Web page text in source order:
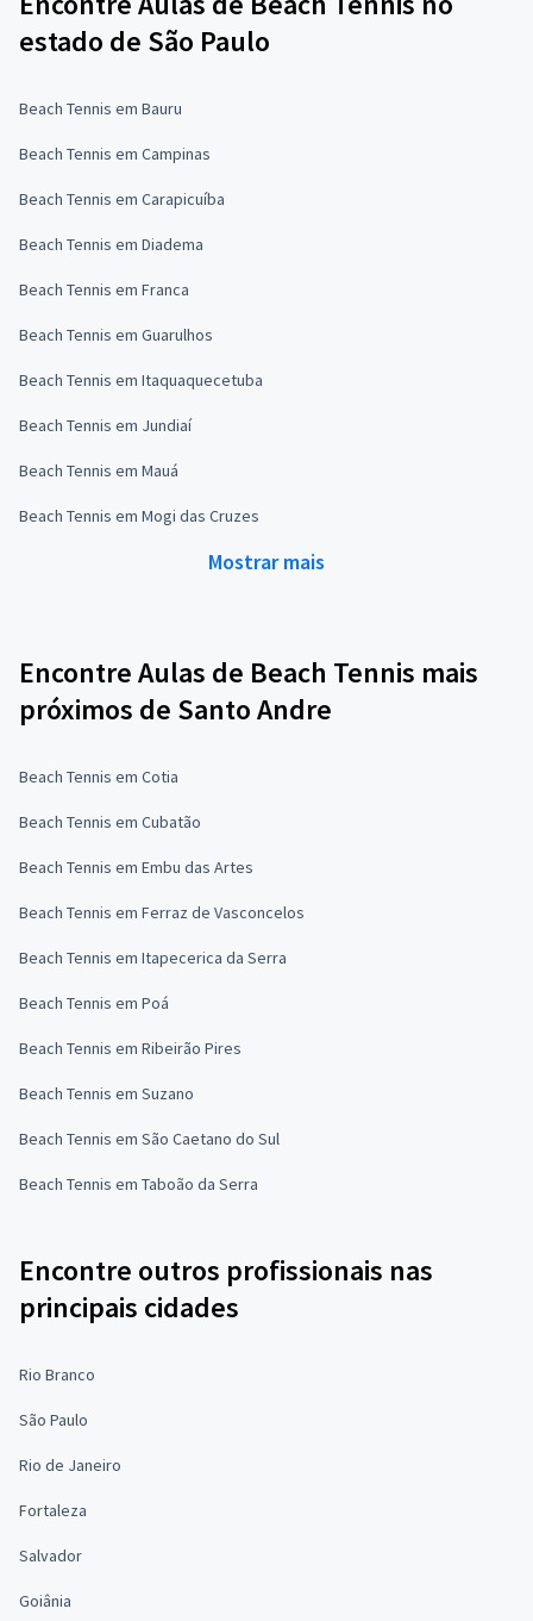
estado de São Paulo
Beach Tennis em Bauru
Beach Tennis em Campinas
Beach Tennis em Carapicuíba
Beach Tennis em Diadema
Beach Tennis em Franca
Beach Tennis em Guarulhos
Beach Tennis em Itaquaquecetuba
Beach Tennis em Jundiaí
Beach Tennis em Mauá
Beach Tennis em Mogi das Cruzes
Mostrar mais
Encontre Aulas de Beach Tennis mais
próximos de Santo Andre
Beach Tennis em Cotia
Beach Tennis em Cubatão
Beach Tennis em Embu das Artes
Beach Tennis em Ferraz de Vasconcelos
Beach Tennis em Itapecerica da Serra
Beach Tennis em Poá
Beach Tennis em Ribeirão Pires
Beach Tennis em Suzano
Beach Tennis em São Caetano do Sul
Beach Tennis em Taboão da Serra
Encontre outros profissionais nas
principais cidades
Rio Branco
São Paulo
Rio de Janeiro
Fortaleza
Salvador
Goiânia